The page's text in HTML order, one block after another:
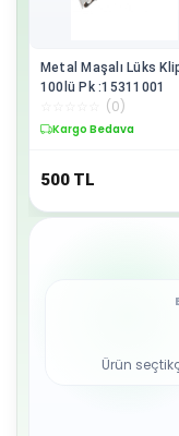
Metal Maşalı Lüks
100lü Pk :15311001
(0)
Kargo Bedava
500 TL
Ürün